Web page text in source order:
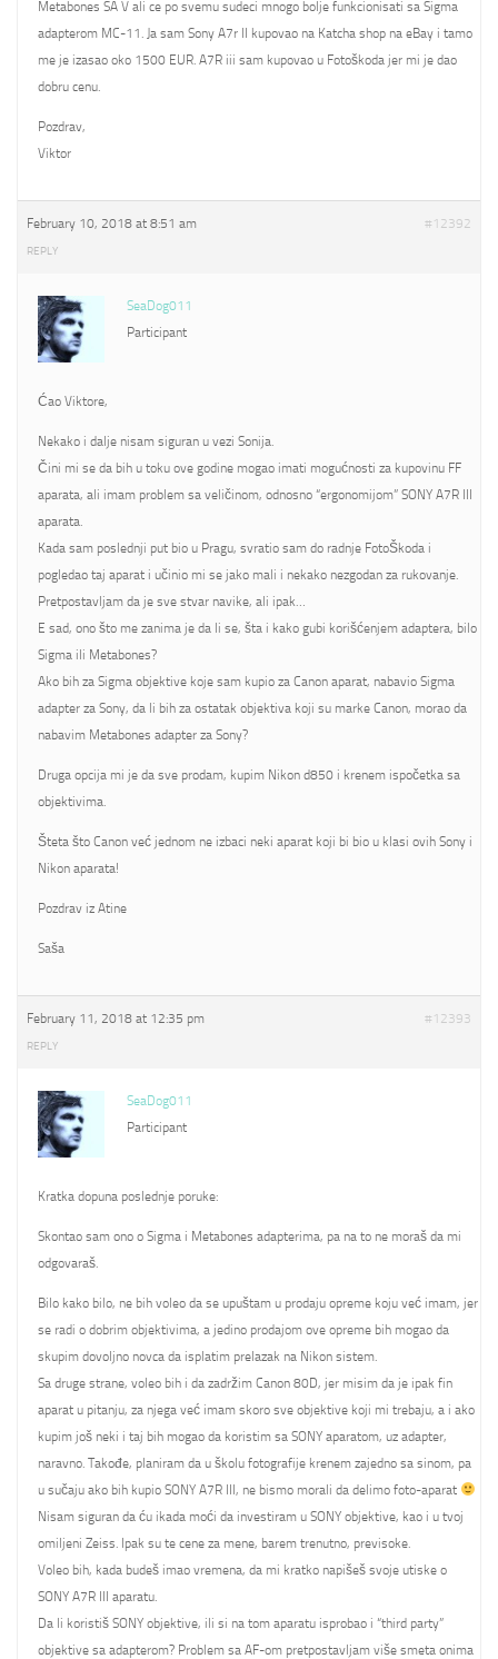
Metabones SA V ali ce po svemu sudeci mnogo bolje funkcionisati sa Sigma
adapterom MC-11. Ja sam Sony A7r II kupovao na Katcha shop na eBay i tamo
me je izasao oko 1500 EUR. A7R iii sam kupovao u Fotoškoda jer mi je dao
dobru cenu.
Pozdrav,
Viktor
February 10, 2018 at 8:51 am #12392
REPLY
SeaDog011
Participant
Ćao Viktore,
Nekako i dalje nisam siguran u vezi Sonija.
Čini mi se da bih u toku ove godine mogao imati mogućnosti za kupovinu FF
aparata, ali imam problem sa veličinom, odnosno “ergonomijom” SONY A7R III
aparata.
Kada sam poslednji put bio u Pragu, svratio sam do radnje FotoŠkoda i
pogledao taj aparat i učinio mi se jako mali i nekako nezgodan za rukovanje.
Pretpostavljam da je sve stvar navike, ali ipak…
E sad, ono što me zanima je da li se, šta i kako gubi korišćenjem adaptera, bilo
Sigma ili Metabones?
Ako bih za Sigma objektive koje sam kupio za Canon aparat, nabavio Sigma
adapter za Sony, da li bih za ostatak objektiva koji su marke Canon, morao da
nabavim Metabones adapter za Sony?
Druga opcija mi je da sve prodam, kupim Nikon d850 i krenem ispočetka sa
objektivima.
Šteta što Canon već jednom ne izbaci neki aparat koji bi bio u klasi ovih Sony i
Nikon aparata!
Pozdrav iz Atine
Saša
February 11, 2018 at 12:35 pm #12393
REPLY
SeaDog011
Participant
Kratka dopuna poslednje poruke:
Skontao sam ono o Sigma i Metabones adapterima, pa na to ne moraš da mi
odgovaraš.
Bilo kako bilo, ne bih voleo da se upuštam u prodaju opreme koju već imam, jer
se radi o dobrim objektivima, a jedino prodajom ove opreme bih mogao da
skupim dovoljno novca da isplatim prelazak na Nikon sistem.
Sa druge strane, voleo bih i da zadržim Canon 80D, jer misim da je ipak fin
aparat u pitanju, za njega već imam skoro sve objektive koji mi trebaju, a i ako
kupim još neki i taj bih mogao da koristim sa SONY aparatom, uz adapter,
naravno. Takođe, planiram da u školu fotografije krenem zajedno sa sinom, pa
u sučaju ako bih kupio SONY A7R III, ne bismo morali da delimo foto-aparat
Nisam siguran da ću ikada moći da investiram u SONY objektive, kao i u tvoj
omiljeni Zeiss. Ipak su te cene za mene, barem trenutno, previsoke.
Voleo bih, kada budeš imao vremena, da mi kratko napišeš svoje utiske o
SONY A7R III aparatu.
Da li koristiš SONY objektive, ili si na tom aparatu isprobao i “third party”
objektive sa adapterom? Problem sa AF-om pretpostavljam više smeta onima